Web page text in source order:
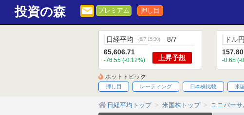
投資の森 プレミアム 押し目
日経平均 (8/7 15:30)
65,606.71
-76.55 (-0.12%)
8/7
上昇予想
ドル円
157.80
-0.65 (-
ホットトピック
押し目 レーティング 日本株比較 米
日経平均トップ 米国株トップ ユニバー